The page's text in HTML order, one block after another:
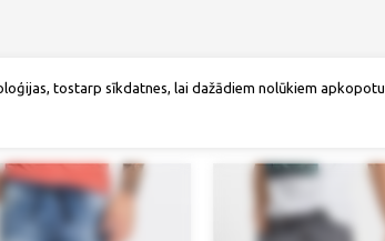
tostarp sīkdatnes, lai dažādiem nolūkiem apkopotu